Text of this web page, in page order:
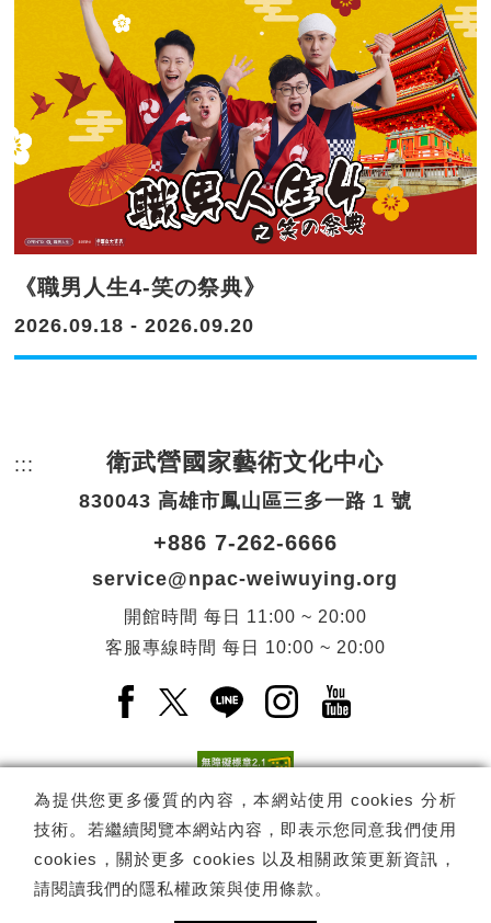
《職男人生4-笑の祭典》
2026.09.18 - 2026.09.20
為提供您更多優質的內容，本網站使用 cookies 分析
技術。若繼續閱覽本網站內容，即表示您同意我們使用
cookies，關於更多 cookies 以及相關政策更新資訊，
請閱讀我們的隱私權政策與使用條款 。
::: 頁尾網站資訊。
衛武營國家藝術文化中心
830043 高雄市鳳山區三多一路 1 號
+886 7-262-6666
service@npac-weiwuying.org
開館時間 每日
11:00 ~ 20:00
客服專線時間 每日 10:00 ~ 20:00
Facebook(另開新視窗)
X(另開新視窗)
LINE(另開新視窗)
Instagram(另開新視
YouTube(另開
電子報訂閱 訂閱
Copyright © 國家表演藝術中心 -衛武營國家藝術文化中心